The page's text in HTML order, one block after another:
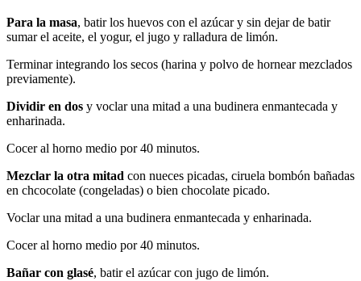
Para la masa, batir los huevos con el azúcar y sin dejar de batir
sumar el aceite, el yogur, el jugo y ralladura de limón.
Terminar integrando los secos (harina y polvo de hornear mezclados
previamente).
Dividir en dos y voclar una mitad a una budinera enmantecada y
enharinada.
Cocer al horno medio por 40 minutos.
Mezclar la otra mitad con nueces picadas, ciruela bombón bañadas
en chcocolate (congeladas) o bien chocolate picado.
Voclar una mitad a una budinera enmantecada y enharinada.
Cocer al horno medio por 40 minutos.
Bañar con glasé, batir el azúcar con jugo de limón.